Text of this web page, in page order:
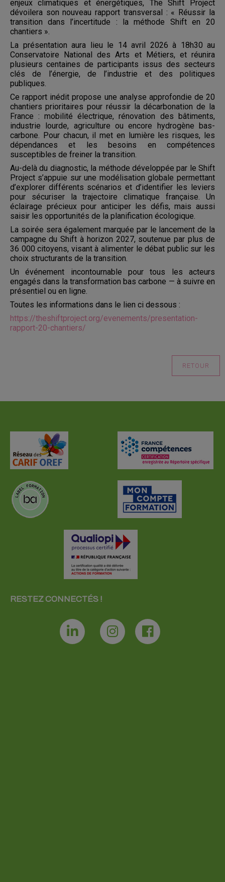
enjeux climatiques et énergétiques, The Shift Project
dévoilera son nouveau rapport transversal : « Réussir la
transition dans l’incertitude : la méthode Shift en 20
chantiers ».
La présentation aura lieu le 14 avril 2026 à 18h30 au
Conservatoire National des Arts et Métiers, et réunira
plusieurs centaines de participants issus des secteurs
clés de l’énergie, de l’industrie et des politiques
publiques.
Ce rapport inédit propose une analyse approfondie de 20
chantiers prioritaires pour réussir la décarbonation de la
France : mobilité électrique, rénovation des bâtiments,
industrie lourde, agriculture ou encore hydrogène bas-
carbone. Pour chacun, il met en lumière les risques, les
dépendances et les besoins en compétences
susceptibles de freiner la transition.
Au-delà du diagnostic, la méthode développée par le Shift
Project s’appuie sur une modélisation globale permettant
d’explorer différents scénarios et d’identifier les leviers
pour sécuriser la trajectoire climatique française. Un
éclairage précieux pour anticiper les défis, mais aussi
saisir les opportunités de la planification écologique.
La soirée sera également marquée par le lancement de la
campagne du Shift à horizon 2027, soutenue par plus de
36 000 citoyens, visant à alimenter le débat public sur les
choix structurants de la transition.
Un événement incontournable pour tous les acteurs
engagés dans la transformation bas carbone — à suivre en
présentiel ou en ligne.
Toutes les informations dans le lien ci dessous :
https://theshiftproject.org/evenements/presentation-
rapport-20-chantiers/
RETOUR
RESTEZ CONNECTÉS !